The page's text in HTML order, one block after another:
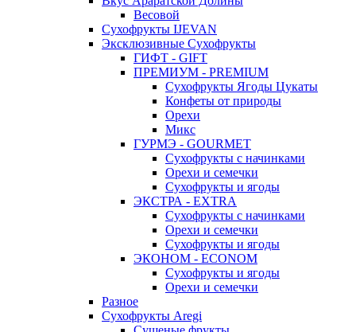
Весовой
Сухофрукты IJEVAN
Эксклюзивные Сухофрукты
ГИФТ - GIFT
ПРЕМИУМ - PREMIUM
Сухофрукты Ягоды Цукаты
Конфеты от природы
Орехи
Микс
ГУРМЭ - GOURMET
Сухофрукты с начинками
Орехи и семечки
Сухофрукты и ягоды
ЭКСТРА - EXTRA
Сухофрукты с начинками
Орехи и семечки
Сухофрукты и ягоды
ЭКОНОМ - ECONOM
Сухофрукты и ягоды
Орехи и семечки
Разное
Сухофрукты Aregi